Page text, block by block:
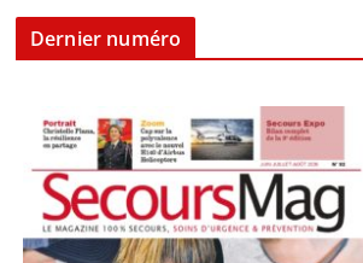
Dernier numéro